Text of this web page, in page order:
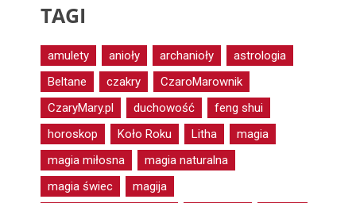
TAGI
amulety anioły archanioły
astrologia
Beltane
czakry
CzaroMarownik
CzaryMary.pl
duchowość
feng shui
horoskop
Koło Roku Litha
magia
magia miłosna
magia naturalna
magia świec
magija